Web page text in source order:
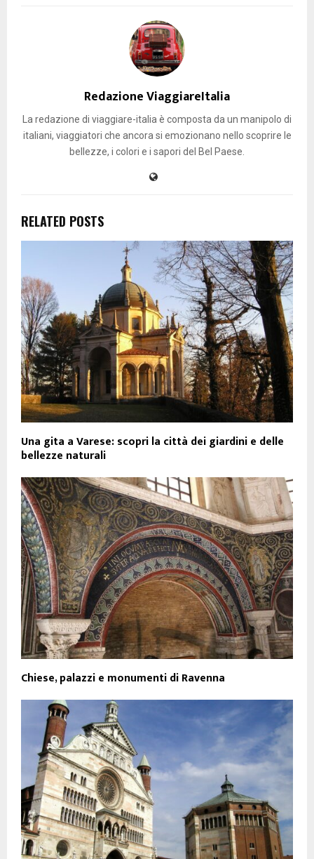
Redazione ViaggiareItalia
La redazione di viaggiare-italia è composta da un manipolo di
italiani, viaggiatori che ancora si emozionano nello scoprire le
bellezze, i colori e i sapori del Bel Paese.
RELATED POSTS
Una gita a Varese: scopri la città dei giardini e delle
bellezze naturali
Chiese, palazzi e monumenti di Ravenna